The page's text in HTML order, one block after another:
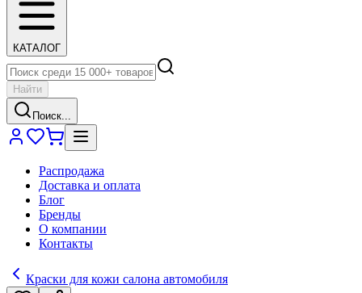
КАТАЛОГ
Найти
Поиск...
Распродажа
Доставка и оплата
Блог
Бренды
О компании
Контакты
Краски для кожи салона автомобиля